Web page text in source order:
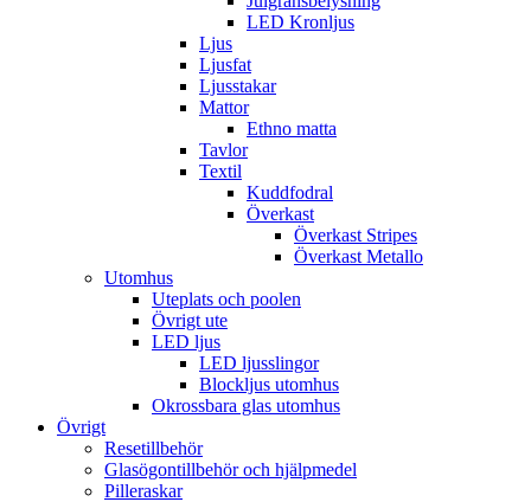
LED Kronljus
Ljus
Ljusfat
Ljusstakar
Mattor
Ethno matta
Tavlor
Textil
Kuddfodral
Överkast
Överkast Stripes
Överkast Metallo
Utomhus
Uteplats och poolen
Övrigt ute
LED ljus
LED ljusslingor
Blockljus utomhus
Okrossbara glas utomhus
Övrigt
Resetillbehör
Glasögontillbehör och hjälpmedel
Pilleraskar